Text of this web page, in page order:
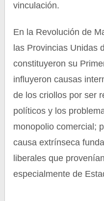
vinculación.
En la Revolución de
las Provincias Unidas
constituyeron su
influyeron causas
de los criollos por ser
políticos y los
monopolio comercial;
causa extrínseca
liberales que
especialmente de